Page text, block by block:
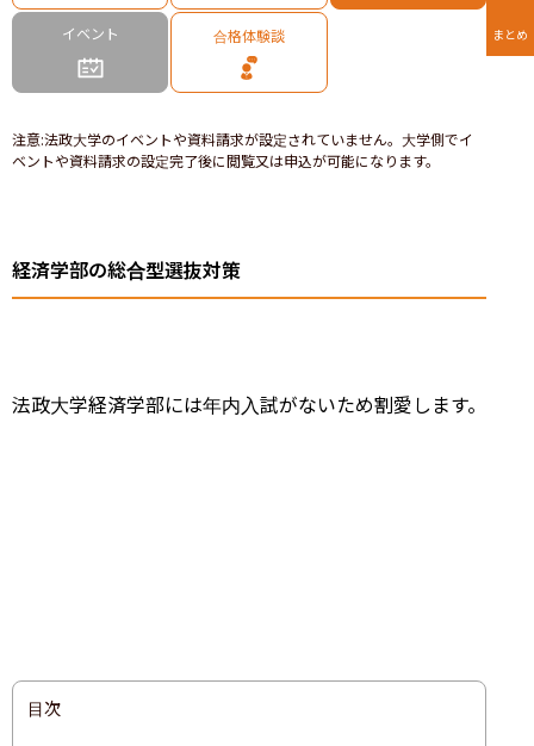
イベント 合格体験談
注意:法政大学のイベントや資料請求が設定されていません。大学側でイ
ベントや資料請求の設定完了後に閲覧又は申込が可能になります。
経済学部の総合型選抜対策
法政大学経済学部には年内入試がないため割愛します。
目次
まとめ